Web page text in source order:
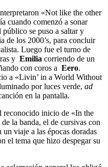
«Not like the other
cuando comenzó a sonar
público se puso a saltar y
de los 2000’s, para concluir
Luego fue el turno de
y Emilia corriendo de un
con coros a Eero.
a «Livin’ in a World Without
por luces verde, ad
en la pantalla.
reconocido inicio de «In the
la banda, el de cursivas con
viaje a las épocas doradas
el tema que hizo despegar su